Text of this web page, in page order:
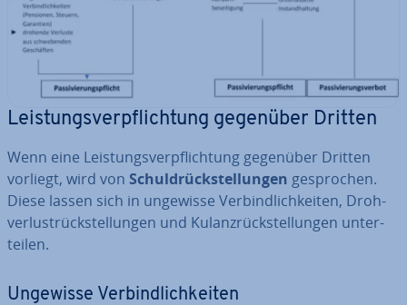
Leis­tungs­ver­pflich­tung gegenüber Dritten
Wenn eine Leis­tungs­ver­pflich­tung gegenüber Dritten
vorliegt, wird von Schuld­rück­stel­lun­gen ge­spro­chen.
Diese lassen sich in ungewisse Ver­bind­lich­kei­ten, Droh­
ver­lust­rück­stel­lun­gen und Ku­lanz­rück­stel­lun­gen un­ter­
tei­len.
Ungewisse Ver­bind­lich­kei­ten